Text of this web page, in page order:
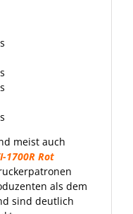
meist auch
1700R Rot
als dem
sind deutlich